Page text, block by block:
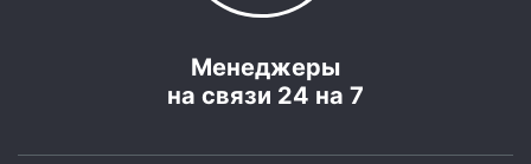
Менеджеры
на связи 24 на 7